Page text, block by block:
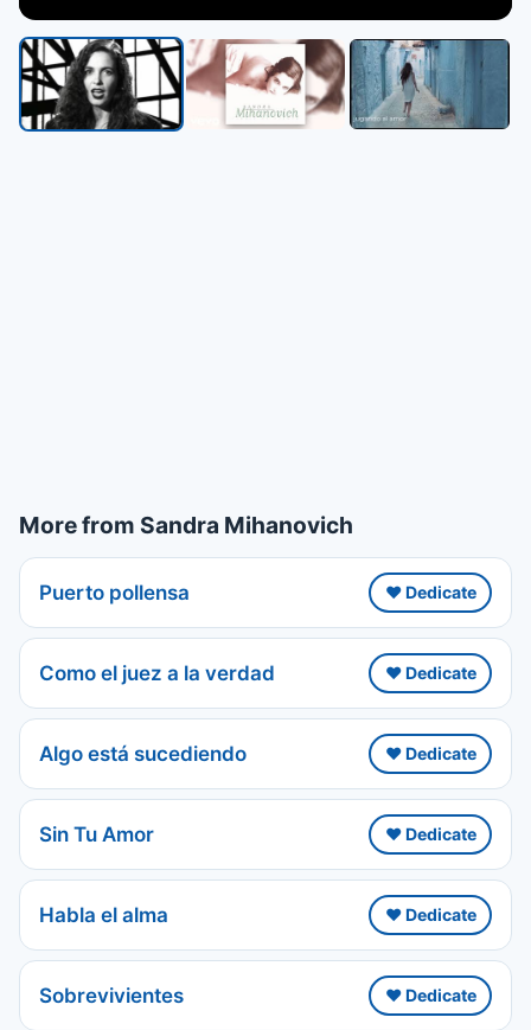
▶
More from Sandra Mihanovich
Puerto pollensa ❤️ Dedicate
Como el juez a la verdad ❤️ Dedicate
Algo está sucediendo ❤️ Dedicate
Sin Tu Amor ❤️ Dedicate
Habla el alma ❤️ Dedicate
Sobrevivientes ❤️ Dedicate